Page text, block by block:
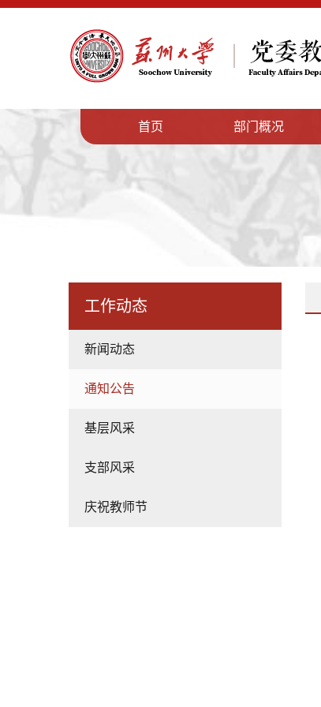
首页 部门概况
工作动态
新闻动态
通知公告
基层风采
支部风采
庆祝教师节